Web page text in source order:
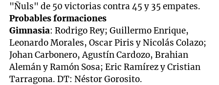
"Ñuls" de 50 victorias contra 45 y 35 empates.
Probables formaciones
Gimnasia: Rodrigo Rey; Guillermo Enrique,
Leonardo Morales, Oscar Piris y Nicolás Colazo;
Johan Carbonero, Agustín Cardozo, Brahian
Alemán y Ramón Sosa; Eric Ramírez y Cristian
Tarragona. DT: Néstor Gorosito.